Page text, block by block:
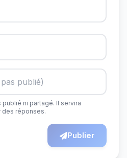
ni partagé. Il servira
des réponses.
Publier